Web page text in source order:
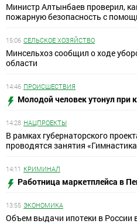
Министр Алтынбаев проверил,
пожарную безопасность с
15:06 СЕЛЬСКОЕ ХОЗЯЙСТВО
Минсельхоз сообщил о ходе
области
14:46 ПРОИСШЕСТВИЯ
Молодой человек утонул при
14:28 НАЦПРОЕКТЫ
В рамках губернаторского
проводятся занятия
14:11 КРИМИНАЛ
Работница маркетплейса в
13:55 ЭКОНОМИКА
Объем выдачи ипотеки в России